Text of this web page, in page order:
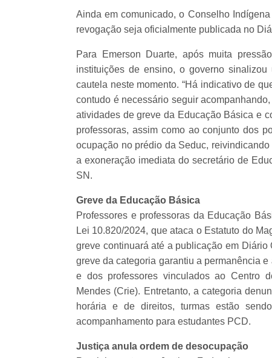
Ainda em comunicado, o Conselho
revogação seja oficialmente publicada no
Para Emerson Duarte, após muita
instituições de ensino, o governo
cautela neste momento. “Há indicativo de
contudo é necessário seguir
atividades de greve da Educação Básica e
professoras, assim como ao conjunto dos
ocupação no prédio da Seduc,
a exoneração imediata do secretário de
SN.
Greve da Educação Básica
Professores e professoras da Educação
Lei 10.820/2024, que ataca o Estatuto do
greve continuará até a publicação em
greve da categoria garantiu a permanência
e dos professores vinculados ao Centro
Mendes (Crie). Entretanto, a categoria
horária e de direitos, turmas estão
acompanhamento para estudantes PCD.
Justiça anula ordem de desocupação